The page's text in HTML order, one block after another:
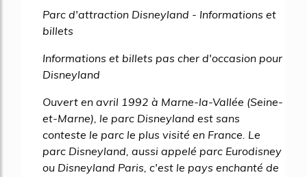
Parc d'attraction Disneyland - Informations et
billets
Informations et billets pas cher d'occasion pour
Disneyland
Ouvert en avril 1992 à Marne-la-Vallée (Seine-
et-Marne), le parc Disneyland est sans
conteste le parc le plus visité en France. Le
parc Disneyland, aussi appelé parc Eurodisney
ou Disneyland Paris, c'est le pays enchanté de